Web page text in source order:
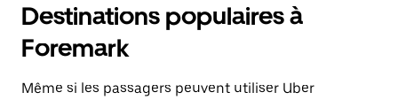
Destinations populaires à
Foremark
Même si les passagers peuvent utiliser Uber